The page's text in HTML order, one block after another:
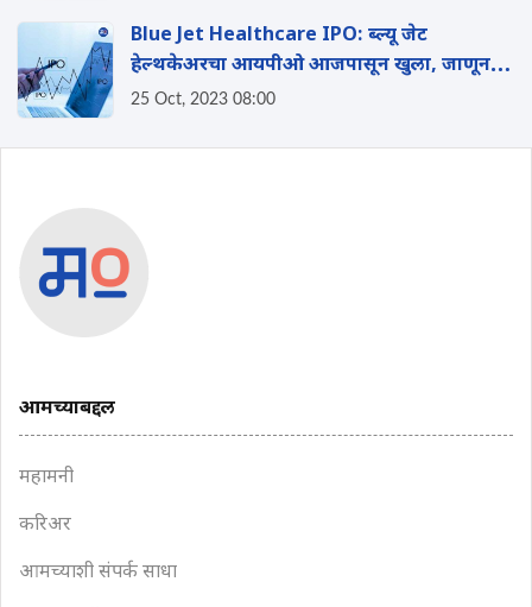
Blue Jet Healthcare IPO: ब्ल्यू जेट
हेल्थकेअरचा आयपीओ आजपासून खुला, जाणून
घ्या डिटेल्स
25 Oct, 2023 08:00
आमच्याबद्दल
महामनी
करिअर
आमच्याशी संपर्क साधा